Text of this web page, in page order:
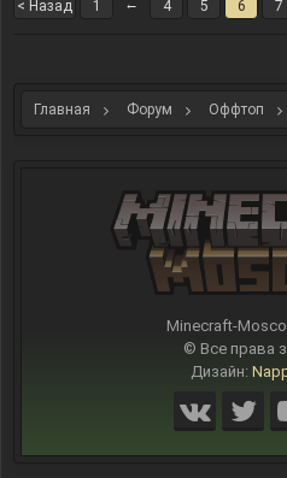
< Назад
1 ← 4 5 6 7
Главная Форум Оффтоп
Minecraft-
© Все права
Дизайн: